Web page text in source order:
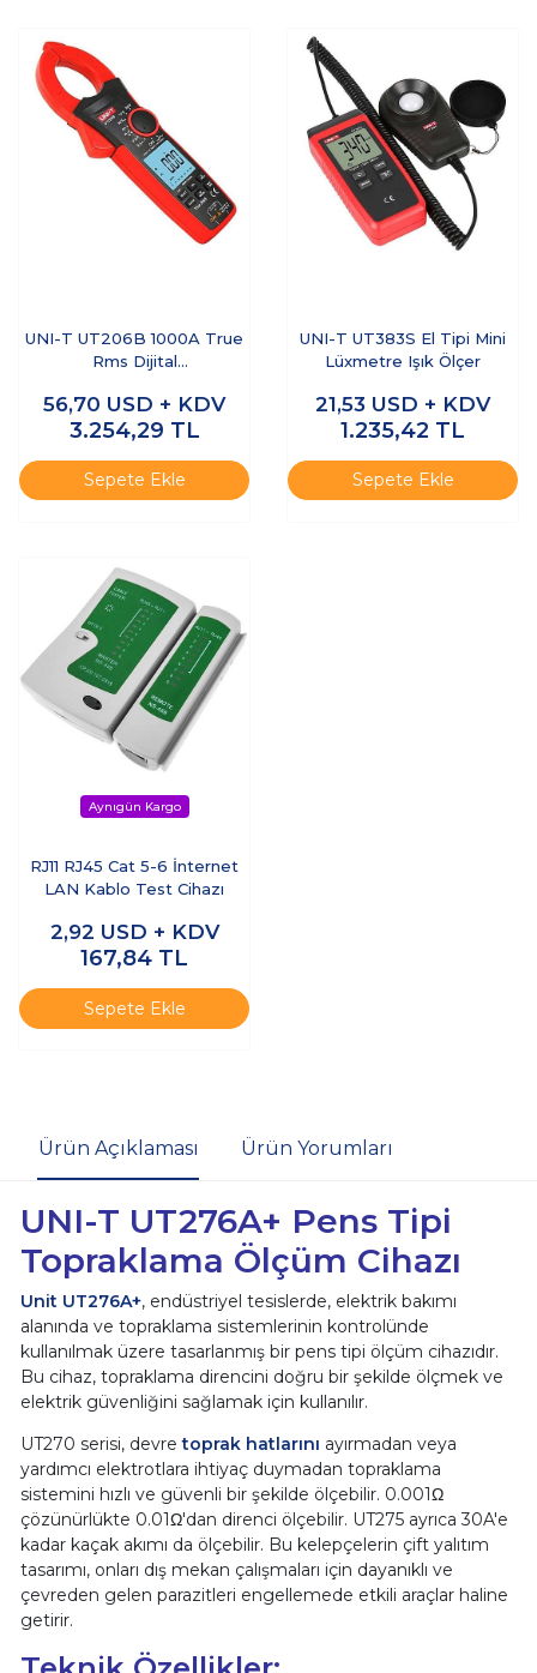
UNI-T UT206B 1000A True
Rms Dijital
56,70 USD + KDV
3.254,29 TL
Sepete Ekle
UNI-T UT383S El Tipi Mini
Lüxmetre Işık Ölçer
21,53 USD + KDV
1.235,42 TL
Sepete Ekle
RJ11 RJ45 Cat 5-6 İnternet
LAN Kablo Test Cihazı
2,92 USD + KDV
167,84 TL
Sepete Ekle
Ürün Açıklaması Ürün Yorumları
UNI-T UT276A+ Pens Tipi
Topraklama Ölçüm Cihazı
Unit UT276A+, endüstriyel tesislerde, elektrik bakımı
alanında ve topraklama sistemlerinin kontrolünde
kullanılmak üzere tasarlanmış bir pens tipi ölçüm cihazıdır.
Bu cihaz, topraklama direncini doğru bir şekilde ölçmek ve
elektrik güvenliğini sağlamak için kullanılır.
UT270 serisi, devretoprak hatlarını ayırmadan veya
yardımcı elektrotlara ihtiyaç duymadan topraklama
sistemini hızlı ve güvenli bir şekilde ölçebilir. 0.001Ω
çözünürlükte 0.01Ω'dan direnci ölçebilir. UT275 ayrıca 30A'e
kadar kaçak akımı da ölçebilir. Bu kelepçelerin çift yalıtım
tasarımı, onları dış mekan çalışmaları için dayanıklı ve
çevreden gelen parazitleri engellemede etkili araçlar haline
getirir.